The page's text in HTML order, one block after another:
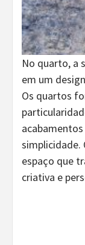
No quarto, a
em um
Os quartos
simplicidade.
espaço que
criativa e